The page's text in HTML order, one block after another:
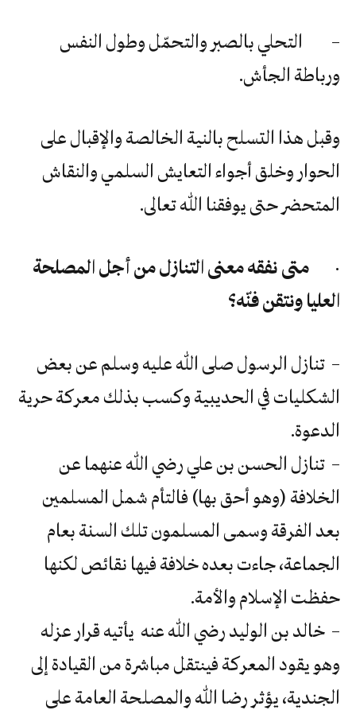
– التحلي بالصبر والتحمّل وطول النفس
ورباطة الجأش.
وقبل هذا التسلح بالنية الخالصة والإقبال على
الحوار وخلق أجواء التعايش السلمي والنقاش
المتحضر حتى يوفقنا الله تعالى.
· متى نفقه معنى التنازل من أجل المصلحة
العليا ونتقن فنّه؟
– تنازل الرسول صلى الله عليه وسلم عن بعض
الشكليات في الحديبية وكسب بذلك معركة حرية
الدعوة.
– تنازل الحسن بن علي رضي الله عنهما عن
الخلافة (وهو أحق بها) فالتأم شمل المسلمين
بعد الفرقة وسمى المسلمون تلك السنة بعام
الجماعة، جاءت بعده خلافة فيها نقائص لكنها
حفظت الإسلام والأمة.
– خالد بن الوليد رضي الله عنه يأتيه قرار عزله
وهو يقود المعركة فينتقل مباشرة من القيادة إلى
الجندية، يؤثر رضا الله والمصلحة العامة على